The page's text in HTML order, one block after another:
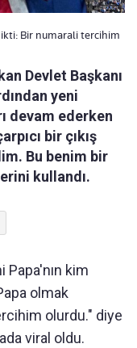
Bir numarali tercihim
Devlet Başkanı
yeni
devam ederken
bir çıkış
Bu benim bir
kullandı.
Papa'nın kim
olmak
olurdu." diye
viral oldu.